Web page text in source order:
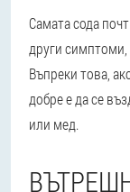
Самата сода
други
Въпреки това,
добре е да се
или мед.